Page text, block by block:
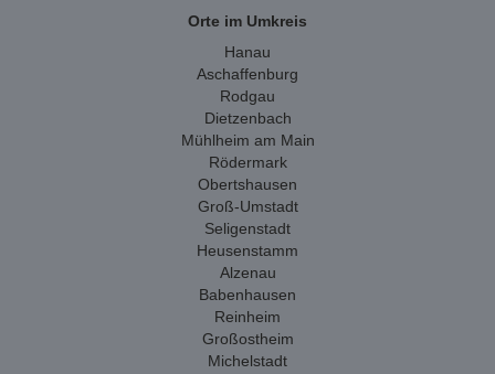
Orte im Umkreis
Hanau
Aschaffenburg
Rodgau
Dietzenbach
Mühlheim am Main
Rödermark
Obertshausen
Groß-Umstadt
Seligenstadt
Heusenstamm
Alzenau
Babenhausen
Reinheim
Großostheim
Michelstadt